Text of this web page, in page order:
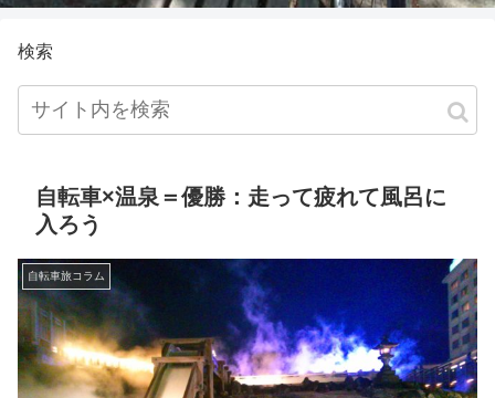
検索
自転車×温泉＝優勝：走って疲れて風呂に
入ろう
自転車旅コラム